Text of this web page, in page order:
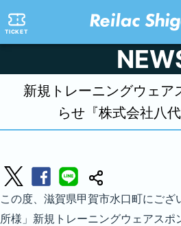
TICKET
新規トレーニングウェア
らせ『株式会社八代
この度、滋賀県甲賀市水口町にご
所様」新規トレーニングウェアスポ